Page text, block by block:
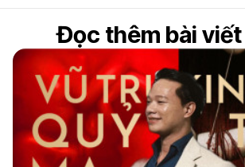
Đọc thêm bài